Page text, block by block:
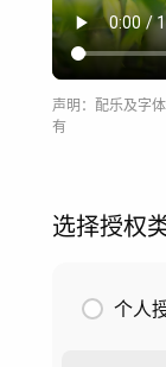
声明：配乐及字
有
选择授权
个人